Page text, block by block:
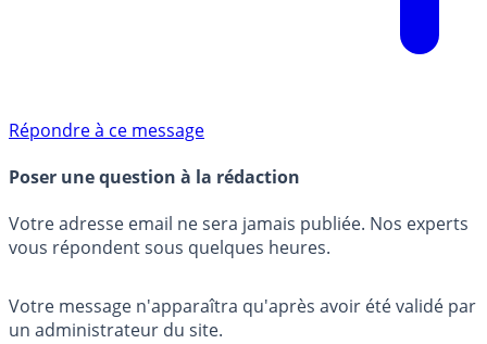
Répondre à ce message
Poser une question à la rédaction
Votre adresse email ne sera jamais publiée. Nos experts
vous répondent sous quelques heures.
Votre message n'apparaîtra qu'après avoir été validé par
un administrateur du site.